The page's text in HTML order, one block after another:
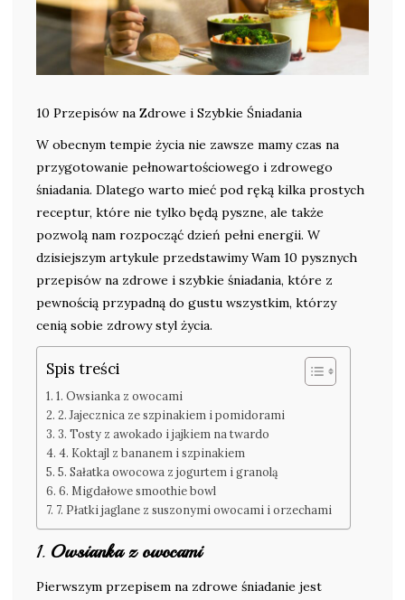
10 Przepisów na Zdrowe i Szybkie Śniadania
W obecnym tempie życia nie zawsze mamy czas na
przygotowanie pełnowartościowego i zdrowego
śniadania. Dlatego warto mieć pod ręką kilka prostych
receptur, które nie tylko będą pyszne, ale także
pozwolą nam rozpocząć dzień pełni energii. W
dzisiejszym artykule przedstawimy Wam 10 pysznych
przepisów na zdrowe i szybkie śniadania, które z
pewnością przypadną do gustu wszystkim, którzy
cenią sobie zdrowy styl życia.
Spis treści
1. Owsianka z owocami
2. Jajecznica ze szpinakiem i pomidorami
3. Tosty z awokado i jajkiem na twardo
4. Koktajl z bananem i szpinakiem
5. Sałatka owocowa z jogurtem i granolą
6. Migdałowe smoothie bowl
7. Płatki jaglane z suszonymi owocami i orzechami
1. Owsianka z owocami
Pierwszym przepisem na zdrowe śniadanie jest